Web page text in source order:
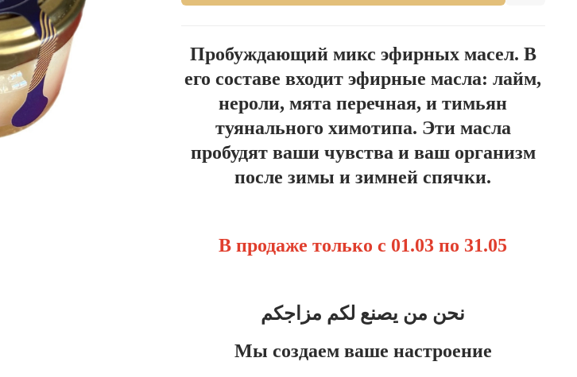
Пробуждающий микс эфирных масел. В
его составе входит эфирные масла: лайм,
нероли, мята перечная, и тимьян
туянального химотипа. Эти масла
пробудят ваши чувства и ваш организм
после зимы и зимней спячки.
В продаже только с 01.03 по 31.05
نحن من يصنع لكم مزاجكم
Мы создаем ваше настроение